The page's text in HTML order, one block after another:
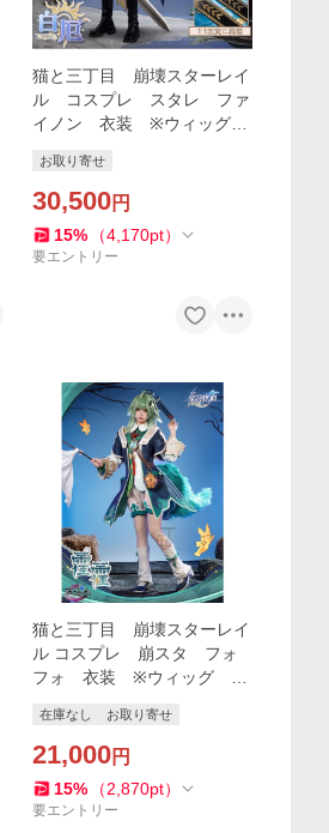
猫と三丁目 崩壊スターレイ
ル コスプレ スタレ ファ
イノン 衣装 ※ウィッグ
お取り寄せ
30,500円
15% （4,170pt）
要エントリー
猫と三丁目 崩壊スターレイ
ル コスプレ 崩スタ フォ
フォ 衣装 ※ウィッグ 尻
在庫なし お取り寄せ
21,000円
15% （2,870pt）
要エントリー